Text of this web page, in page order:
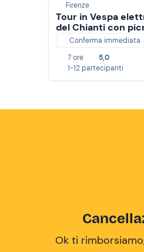
Firenze
Tour in Vespa
del Chianti con
Conferma immediata
7 ore
5,0
1-12 partecipanti
Ok ti